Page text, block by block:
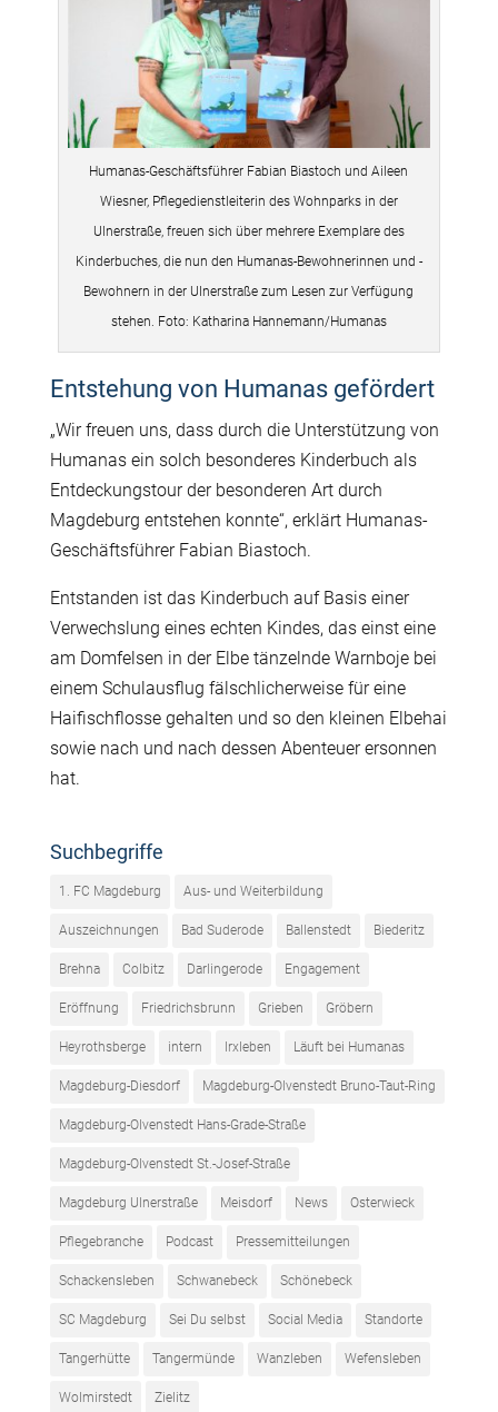
Humanas-Geschäftsführer Fabian Biastoch und Aileen
Wiesner, Pflegedienstleiterin des Wohnparks in der
Ulnerstraße, freuen sich über mehrere Exemplare des
Kinderbuches, die nun den Humanas-Bewohnerinnen und -
Bewohnern in der Ulnerstraße zum Lesen zur Verfügung
stehen. Foto: Katharina Hannemann/Humanas
Entstehung von Humanas gefördert
„Wir freuen uns, dass durch die Unterstützung von
Humanas ein solch besonderes Kinderbuch als
Entdeckungstour der besonderen Art durch
Magdeburg entstehen konnte“, erklärt Humanas-
Geschäftsführer Fabian Biastoch.
Entstanden ist das Kinderbuch auf Basis einer
Verwechslung eines echten Kindes, das einst eine
am Domfelsen in der Elbe tänzelnde Warnboje bei
einem Schulausflug fälschlicherweise für eine
Haifischflosse gehalten und so den kleinen Elbehai
sowie nach und nach dessen Abenteuer ersonnen
hat.
Suchbegriffe
1. FC Magdeburg Aus- und Weiterbildung
Auszeichnungen Bad Suderode Ballenstedt Biederitz
Brehna Colbitz Darlingerode Engagement
Eröffnung Friedrichsbrunn Grieben Gröbern
Heyrothsberge intern Irxleben Läuft bei Humanas
Magdeburg-Diesdorf Magdeburg-Olvenstedt Bruno-Taut-Ring
Magdeburg-Olvenstedt Hans-Grade-Straße
Magdeburg-Olvenstedt St.-Josef-Straße
Magdeburg Ulnerstraße Meisdorf News Osterwieck
Pflegebranche Podcast Pressemitteilungen
Schackensleben Schwanebeck Schönebeck
SC Magdeburg Sei Du selbst Social Media Standorte
Tangerhütte Tangermünde Wanzleben Wefensleben
Wolmirstedt Zielitz